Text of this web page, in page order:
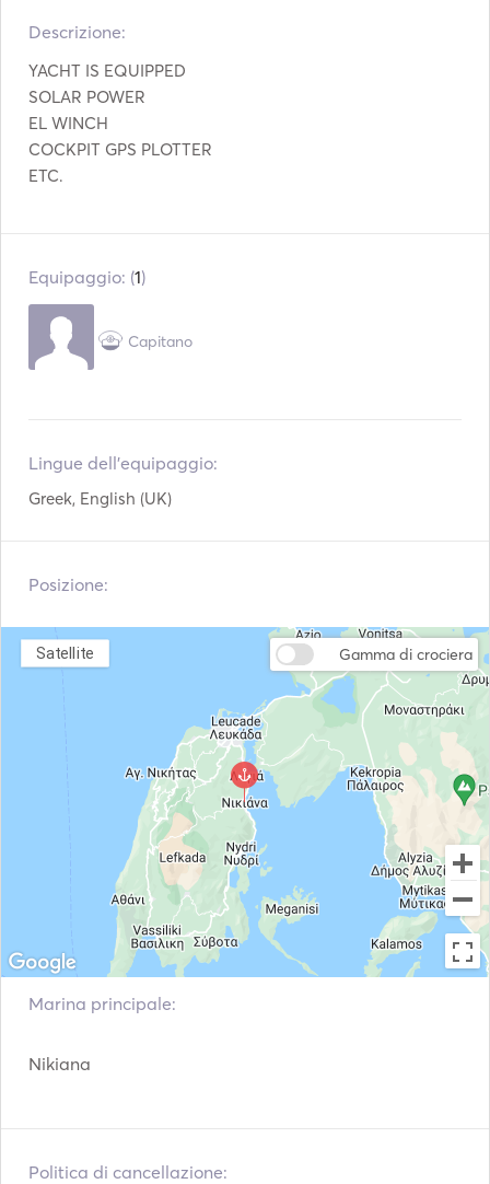
Posate / bicchieri /
Connessione USB
Attrezzatura per lo
snorkeling
Descrizione:
YACHT IS EQUIPPED
SOLAR POWER
EL WINCH
COCKPIT GPS PLOTTER
ETC.
Equipaggio: (1)
Capitano
Lingue dell'equipaggio:
Greek, English (UK)
Posizione:
Gamma di crociera
Satellite
Marina principale:
Nikiana
Politica di cancellazione: